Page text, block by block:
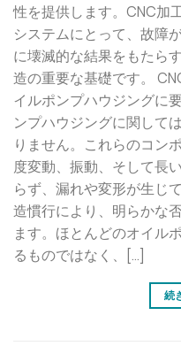
性を提供します。CNC加
システムにとって、故障
に壊滅的な結果をもたら
造の重要な基礎です。
イルポンプハウジングに
ンプハウジングに関して
りません。これらのコン
度変動、振動、そして長
らず、漏れや変形が生じ
造慣行により、明らかな
ます。ほとんどのオイル
るものではなく、[…]
続